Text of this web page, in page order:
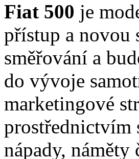
Fiat 500 je
přístup a novou
směřování a
do vývoje
marketingové
prostřednictvím
nápady,